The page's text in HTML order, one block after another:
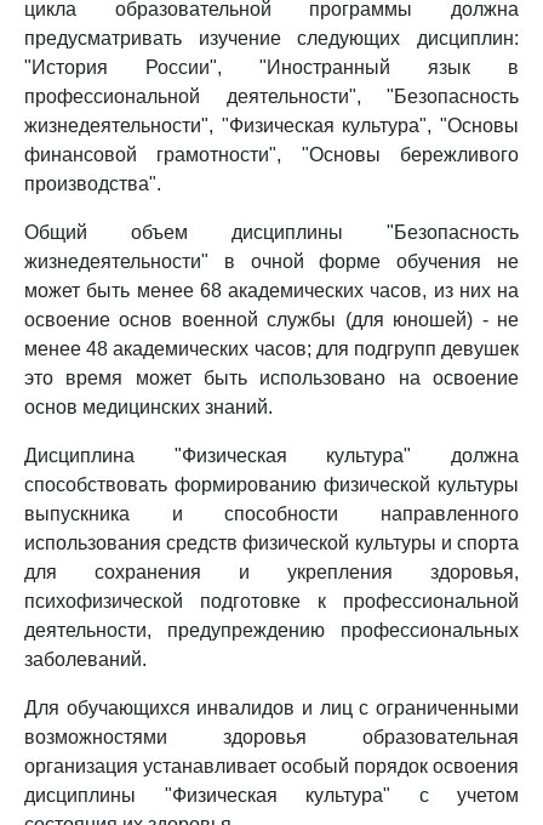
цикла образовательной программы должна
предусматривать изучение следующих дисциплин:
"История России", "Иностранный язык в
профессиональной деятельности", "Безопасность
жизнедеятельности", "Физическая культура", "Основы
финансовой грамотности", "Основы бережливого
производства".
Общий объем дисциплины "Безопасность
жизнедеятельности" в очной форме обучения не
может быть менее 68 академических часов, из них на
освоение основ военной службы (для юношей) - не
менее 48 академических часов; для подгрупп девушек
это время может быть использовано на освоение
основ медицинских знаний.
Дисциплина "Физическая культура" должна
способствовать формированию физической культуры
выпускника и способности направленного
использования средств физической культуры и спорта
для сохранения и укрепления здоровья,
психофизической подготовке к профессиональной
деятельности, предупреждению профессиональных
заболеваний.
Для обучающихся инвалидов и лиц с ограниченными
возможностями здоровья образовательная
организация устанавливает особый порядок освоения
дисциплины "Физическая культура" с учетом